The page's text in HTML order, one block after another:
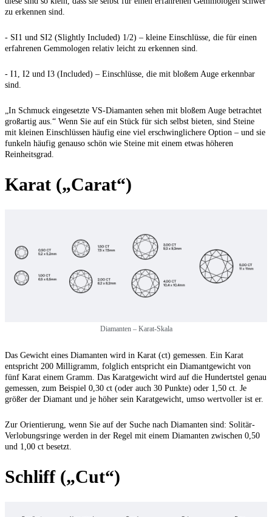
zu erkennen sind.
- SI1 und SI2 (Slightly Included) 1/2) – kleine Einschlüsse, die für einen
erfahrenen Gemmologen relativ leicht zu erkennen sind.
- I1, I2 und I3 (Included) – Einschlüsse, die mit bloßem Auge erkennbar
sind.
„In Schmuck eingesetzte VS-Diamanten sehen mit bloßem Auge betrachtet
großartig aus.“ Wenn Sie auf ein Stück für sich selbst bieten, sind Steine
mit kleinen Einschlüssen häufig eine viel erschwinglichere Option – und sie
funkeln häufig genauso schön wie Steine mit einem etwas höheren
Reinheitsgrad.
Karat („Carat“)
Diamanten – Karat-Skala
Das Gewicht eines Diamanten wird in Karat (ct) gemessen. Ein Karat
entspricht 200 Milligramm, folglich entspricht ein Diamantgewicht von
fünf Karat einem Gramm. Das Karatgewicht wird auf die Hundertstel genau
gemessen, zum Beispiel 0,30 ct (oder auch 30 Punkte) oder 1,50 ct. Je
größer der Diamant und je höher sein Karatgewicht, umso wertvoller ist er.
Zur Orientierung, wenn Sie auf der Suche nach Diamanten sind: Solitär-
Verlobungsringe werden in der Regel mit einem Diamanten zwischen 0,50
und 1,00 ct besetzt.
Schliff („Cut“)